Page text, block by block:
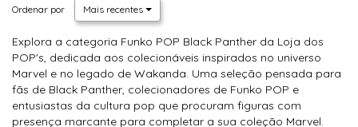
Ordenar por Mais recentes
Explora a categoria Funko POP Black Panther da Loja dos
POP's, dedicada aos colecionáveis inspirados no universo
Marvel e no legado de Wakanda. Uma seleção pensada para
fãs de Black Panther, colecionadores de Funko POP e
entusiastas da cultura pop que procuram figuras com
presença marcante para completar a sua coleção Marvel.